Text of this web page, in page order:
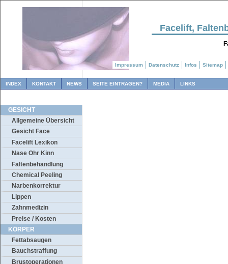
Facelift,
INDEX KONTAKT NEWS SEITE EINTRAGEN? MEDIA LINKS
GESICHT
Allgemeine Übersicht
Gesicht Face
Facelift Lexikon
Nase Ohr Kinn
Faltenbehandlung
Chemical Peeling
Narbenkorrektur
Lippen
Zahnmedizin
Preise / Kosten
KÖRPER
Fettabsaugen
Bauchstraffung
Brustoperationen
Impressum Datenschutz Infos Sitemap